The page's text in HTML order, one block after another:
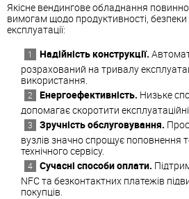
Якісне вендингове обладнання
вимогам щодо продуктивності, безпеки
експлуатації:
Надійність конструкції.
розрахований на тривалу
використання.
Енергоефективність. Низьке
допомагає скоротити
Зручність обслуговування.
вузлів значно спрощує поповнення
технічного сервісу.
Сучасні способи оплати.
NFC та безконтактних платежів
покупців.